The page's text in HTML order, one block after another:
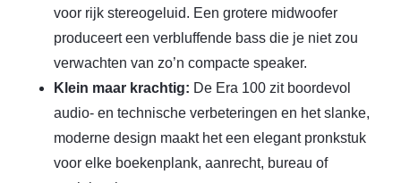
voor rijk stereogeluid. Een grotere midwoofer
produceert een verbluffende bass die je niet zou
verwachten van zo’n compacte speaker.
Klein maar krachtig: De Era 100 zit boordevol
audio- en technische verbeteringen en het slanke,
moderne design maakt het een elegant pronkstuk
voor elke boekenplank, aanrecht, bureau of